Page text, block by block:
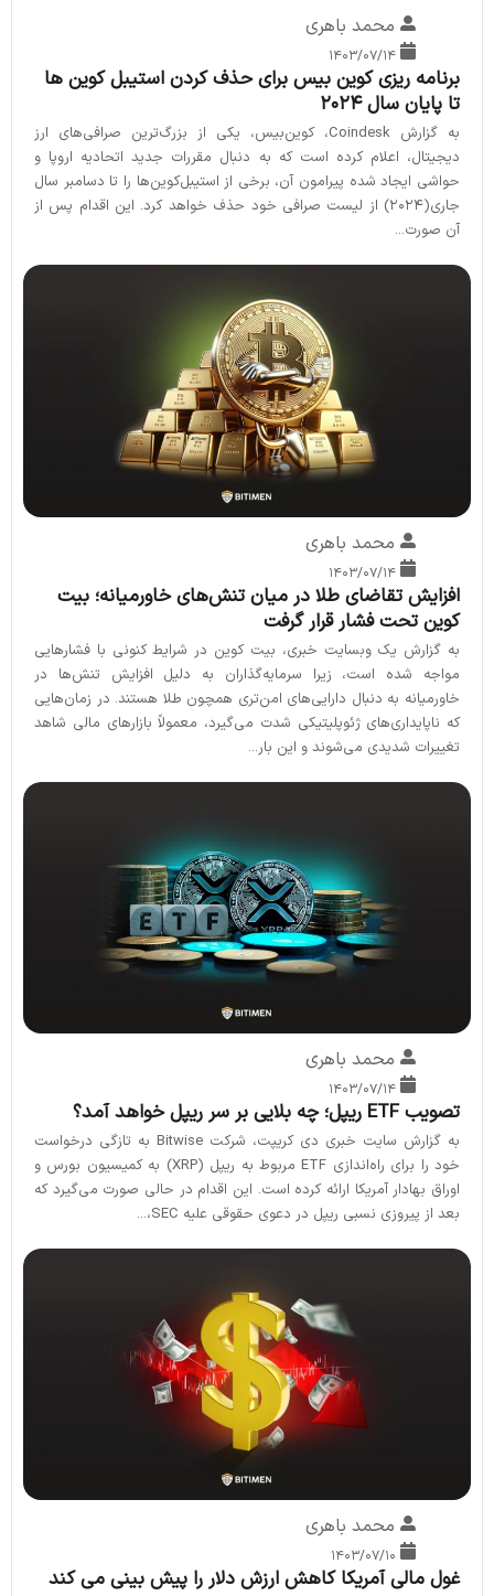
محمد باهری
۱۴۰۳/۰۷/۱۴
برنامه ریزی کوین بیس برای حذف کردن استیبل کوین ها
تا پایان سال ۲۰۲۴
به گزارش Coindesk، کوین‌بیس، یکی از بزرگ‌ترین صرافی‌های ارز
دیجیتال، اعلام کرده است که به دنبال مقررات جدید اتحادیه اروپا و
حواشی ایجاد شده پیرامون آن، برخی از استیبل‌کوین‌ها را تا دسامبر سال
جاری(2024) از لیست صرافی خود حذف خواهد کرد. این اقدام پس از
آن صورت...
محمد باهری
۱۴۰۳/۰۷/۱۴
افزایش تقاضای طلا در میان تنش‌های خاورمیانه؛ بیت
کوین تحت فشار قرار گرفت
به گزارش یک وبسایت خبری، بیت کوین در شرایط کنونی با فشارهایی
مواجه شده است، زیرا سرمایه‌گذاران به دلیل افزایش تنش‌ها در
خاورمیانه به دنبال دارایی‌های امن‌تری همچون طلا هستند. در زمان‌هایی
که ناپایداری‌های ژئوپلیتیکی شدت می‌گیرد، معمولاً بازارهای مالی شاهد
تغییرات شدیدی می‌شوند و این بار...
محمد باهری
۱۴۰۳/۰۷/۱۴
تصویب ETF ریپل؛ چه بلایی بر سر ریپل خواهد آمد؟
به گزارش سایت خبری دی کریپت، شرکت Bitwise به تازگی درخواست
خود را برای راه‌اندازی ETF مربوط به ریپل (XRP) به کمیسیون بورس و
اوراق بهادار آمریکا ارائه کرده است. این اقدام در حالی صورت می‌گیرد که
بعد از پیروزی نسبی ریپل در دعوی حقوقی علیه SEC،...
محمد باهری
۱۴۰۳/۰۷/۱۰
غول مالی آمریکا کاهش ارزش دلار را پیش بینی می کند